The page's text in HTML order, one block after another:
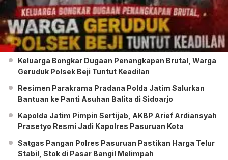
Keluarga Bongkar Dugaan Penangkapan Brutal, Warga
Geruduk Polsek Beji Tuntut Keadilan
Resimen Parakrama Pradana Polda Jatim Salurkan
Bantuan ke Panti Asuhan Balita di Sidoarjo
Kapolda Jatim Pimpin Sertijab, AKBP Arief Ardiansyah
Prasetyo Resmi Jadi Kapolres Pasuruan Kota
Satgas Pangan Polres Pasuruan Pastikan Harga Telur
Stabil, Stok di Pasar Bangil Melimpah